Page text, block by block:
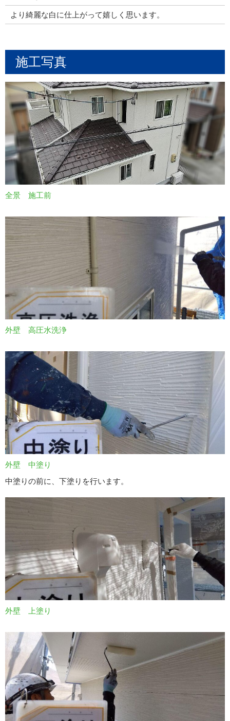
より綺麗な白に仕上がって嬉しく思います。
施工写真
全景 施工前
外壁 高圧水洗浄
外壁 中塗り
中塗りの前に、下塗りを行います。
外壁 上塗り